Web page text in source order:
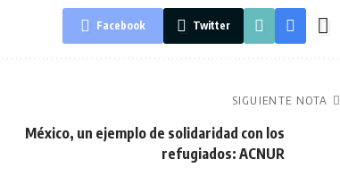
Facebook Twitter
SIGUIENTE NOTA
México, un ejemplo de solidaridad con los
refugiados: ACNUR